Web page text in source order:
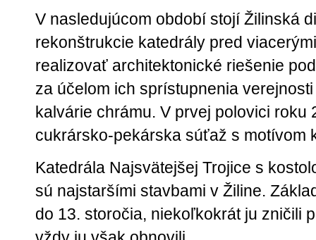
V nasledujúcom období stojí Žilinská
rekonštrukcie katedrály pred
realizovať architektonické riešenie
za účelom ich sprístupnenia
kalvárie chrámu. V prvej polovici roku
cukrársko-pekárska súťaž s motívom
Katedrála Najsvätejšej Trojice s
sú najstaršími stavbami v Žiline.
do 13. storočia, niekoľkokrát ju zničili